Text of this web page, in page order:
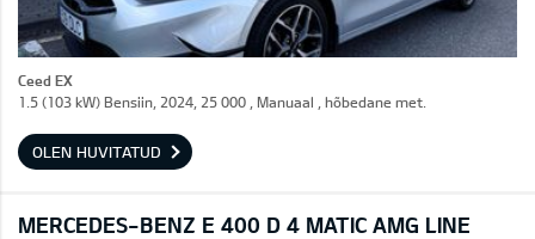
Ceed EX
1.5 (103 kW) Bensiin, 2024, 25 000 , Manuaal , hõbedane met.
OLEN HUVITATUD
MERCEDES-BENZ E 400 D 4 MATIC AMG LINE